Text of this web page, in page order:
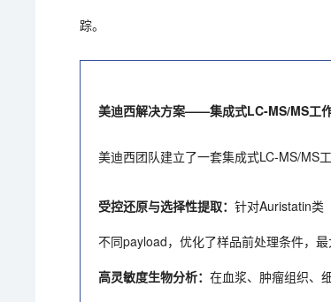
踪。
美迪西解决方案——集成式LC-MS/MS工
美迪西团队建立了一套集成式LC-MS/MS
受控还原与选择性提取：针对Auristatin类
不同payload，优化了样品前处理条件，
高灵敏度生物分析：在血浆、肿瘤组织、